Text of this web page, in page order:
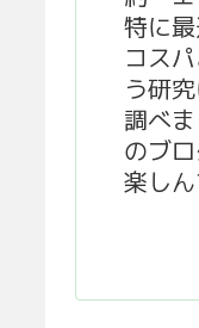
特に
コス
う研
調べ
のブ
楽し